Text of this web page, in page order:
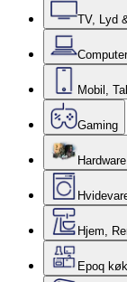
TV, Lyd
Mobil,
Gaming
Hardware
Hjem,
Epoq